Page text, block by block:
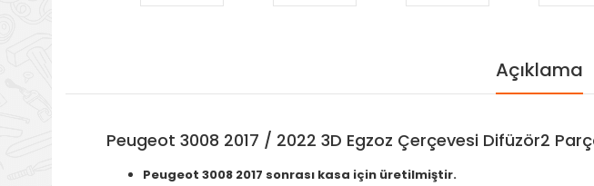
Açıklama
Peugeot 3008 2017 / 2022 3D Egzoz Çerçevesi Difüzör2
Peugeot 3008 2017 sonrası kasa için üretilmiştir.